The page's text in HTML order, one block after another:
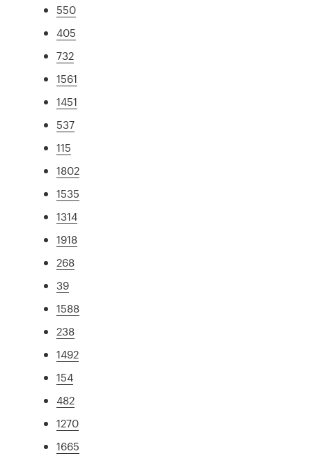
550
405
732
1561
1451
537
115
1802
1535
1314
1918
268
39
1588
238
1492
154
482
1270
1665